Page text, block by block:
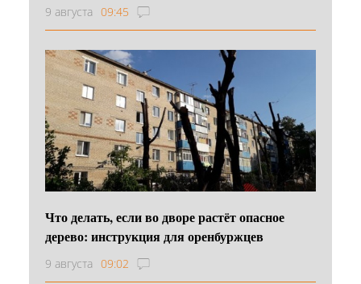
9 августа 09:45
Что делать, если во дворе растёт опасное
дерево: инструкция для оренбуржцев
9 августа 09:02